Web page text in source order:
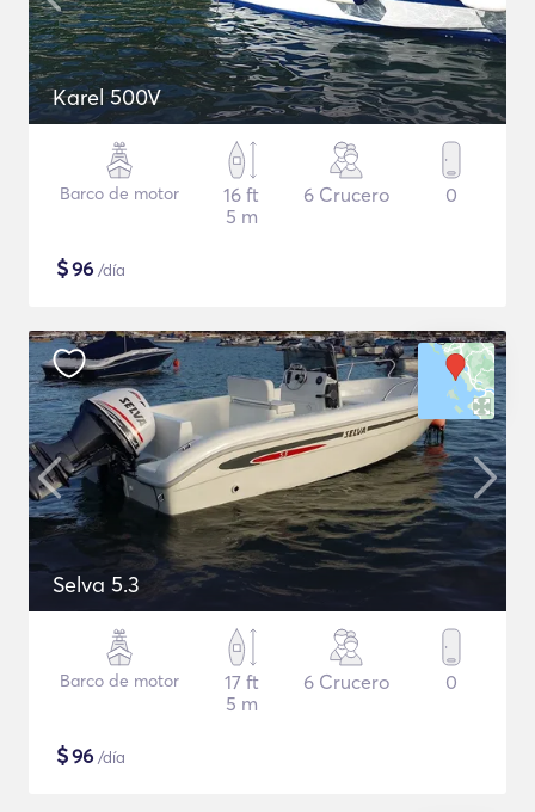
Karel 500V
Barco de motor
16 ft
5 m
6 Crucero 0
$96 /día
Selva 5.3
Barco de motor
17 ft
5 m
6 Crucero 0
$96 /día